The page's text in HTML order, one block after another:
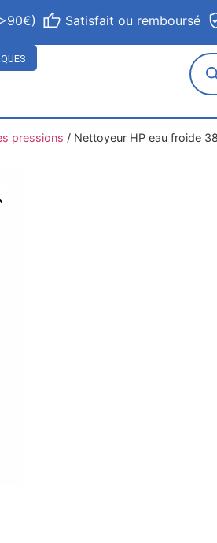
Satisfait ou remboursé
pressions / Nettoyeur HP eau froide